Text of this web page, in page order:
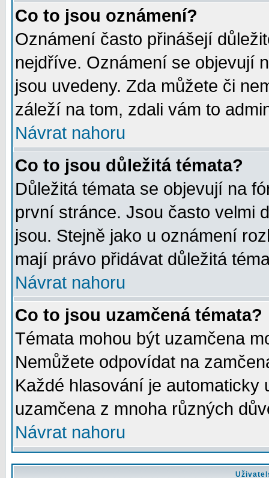
Co to jsou oznámení?
Oznámení často přinášejí
nejdříve. Oznámení se objevují
jsou uvedeny. Zda můžete či
záleží na tom, zdali vám to
Návrat nahoru
Co to jsou důležitá témata?
Důležitá témata se objevují na
první stránce. Jsou často velmi
jsou. Stejně jako u oznámení
mají právo přidávat důležitá
Návrat nahoru
Co to jsou uzamčená témata?
Témata mohou být uzamčena
Nemůžete odpovídat na
Každé hlasování je automaticky
uzamčena z mnoha různých
Návrat nahoru